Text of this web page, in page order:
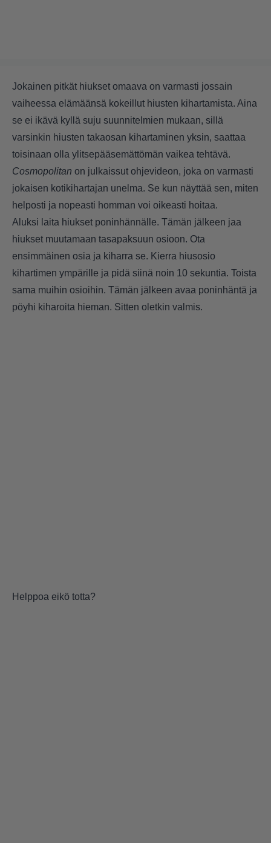
Jokainen pitkät hiukset omaava on varmasti jossain
vaiheessa elämäänsä kokeillut hiusten kihartamista. Aina
se ei ikävä kyllä suju suunnitelmien mukaan, sillä
varsinkin hiusten takaosan kihartaminen yksin, saattaa
toisinaan olla ylitsepääsemättömän vaikea tehtävä.
Cosmopolitan on julkaissut ohjevideon, joka on varmasti
jokaisen kotikihartajan unelma. Se kun näyttää sen, miten
helposti ja nopeasti homman voi oikeasti hoitaa.
Aluksi laita hiukset poninhännälle. Tämän jälkeen jaa
hiukset muutamaan tasapaksuun osioon. Ota
ensimmäinen osia ja kiharra se. Kierra hiusosio
kihartimen ympärille ja pidä siinä noin 10 sekuntia. Toista
sama muihin osioihin. Tämän jälkeen avaa poninhäntä ja
pöyhi kiharoita hieman. Sitten oletkin valmis.
Helppoa eikö totta?